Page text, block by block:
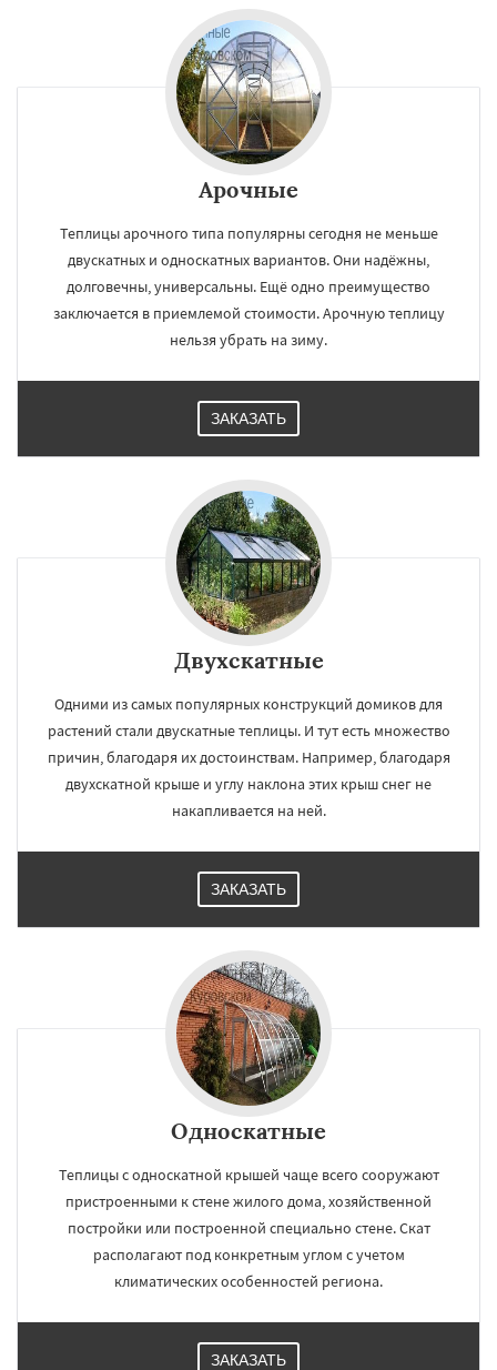
Арочные
Теплицы арочного типа популярны сегодня не меньше
двускатных и односкатных вариантов. Они надёжны,
долговечны, универсальны. Ещё одно преимущество
заключается в приемлемой стоимости. Арочную теплицу
нельзя убрать на зиму.
ЗАКАЗАТЬ
Двухскатные
Одними из самых популярных конструкций домиков для
растений стали двускатные теплицы. И тут есть множество
причин, благодаря их достоинствам. Например, благодаря
двухскатной крыше и углу наклона этих крыш снег не
накапливается на ней.
ЗАКАЗАТЬ
Односкатные
Теплицы с односкатной крышей чаще всего сооружают
пристроенными к стене жилого дома, хозяйственной
постройки или построенной специально стене. Скат
располагают под конкретным углом с учетом
климатических особенностей региона.
ЗАКАЗАТЬ